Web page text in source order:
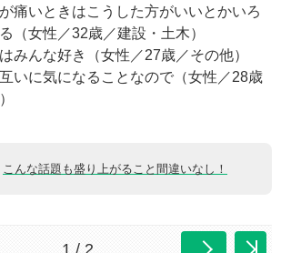
痛いときはこうした方がいいとかいろ
（女性／32歳／建設・土木）
みんな好き（女性／27歳／その他）
いに気になることなので（女性／28歳
こんな話題も盛り上がること間違いなし！
1 / 2